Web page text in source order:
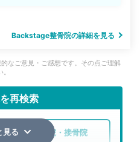
Backstage整骨院の詳細を見る
なご意見・ご感想です。その点ご理解
再検索
整骨院・接骨院
見る